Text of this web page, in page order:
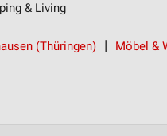
& Living
(Thüringen) Möbel &